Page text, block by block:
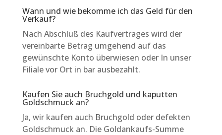
Wann und wie bekomme ich das Geld für den
Verkauf?
Nach Abschluß des Kaufvertrages wird der
vereinbarte Betrag umgehend auf das
gewünschte Konto überwiesen oder In unser
Filiale vor Ort in bar ausbezahlt.
Kaufen Sie auch Bruchgold und kaputten
Goldschmuck an?
Ja, wir kaufen auch Bruchgold oder defekten
Goldschmuck an. Die Goldankaufs-Summe